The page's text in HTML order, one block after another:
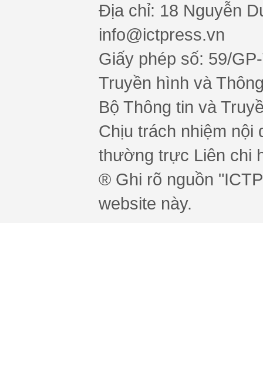
Địa chỉ: 18 Nguyễn
info@ictpress.vn
Giấy phép số: 59/
Truyền hình và
Bộ Thông tin và
Chịu trách nhiệm nội
thường trực Liên chi
® Ghi rõ nguồn
website này.